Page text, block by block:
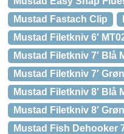
Mustad Fastach Clip
Mustad Filetkniv 6′
Mustad Filetkniv 7′ Blå
Mustad Filetkniv 7′
Mustad Filetkniv 8′ Blå
Mustad Filetkniv 8′
Mustad Fish Dehooker